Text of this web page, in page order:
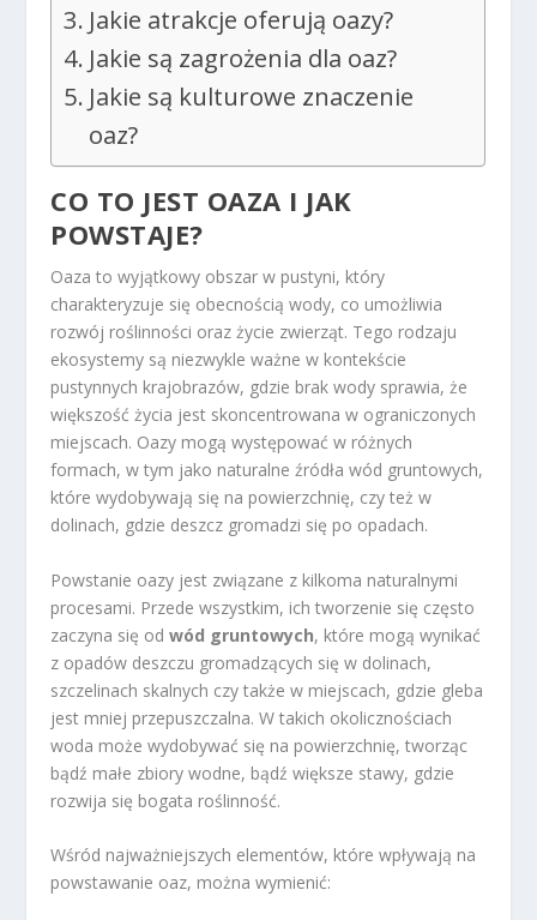
Jakie atrakcje oferują oazy?
Jakie są zagrożenia dla oaz?
Jakie są kulturowe znaczenie
oaz?
CO TO JEST OAZA I JAK
POWSTAJE?
Oaza to wyjątkowy obszar w pustyni, który
charakteryzuje się obecnością wody, co umożliwia
rozwój roślinności oraz życie zwierząt. Tego rodzaju
ekosystemy są niezwykle ważne w kontekście
pustynnych krajobrazów, gdzie brak wody sprawia, że
większość życia jest skoncentrowana w ograniczonych
miejscach. Oazy mogą występować w różnych
formach, w tym jako naturalne źródła wód gruntowych,
które wydobywają się na powierzchnię, czy też w
dolinach, gdzie deszcz gromadzi się po opadach.
Powstanie oazy jest związane z kilkoma naturalnymi
procesami. Przede wszystkim, ich tworzenie się często
zaczyna się odwód gruntowych, które mogą wynikać
z opadów deszczu gromadzących się w dolinach,
szczelinach skalnych czy także w miejscach, gdzie gleba
jest mniej przepuszczalna. W takich okolicznościach
woda może wydobywać się na powierzchnię, tworząc
bądź małe zbiory wodne, bądź większe stawy, gdzie
rozwija się bogata roślinność.
Wśród najważniejszych elementów, które wpływają na
powstawanie oaz, można wymienić: